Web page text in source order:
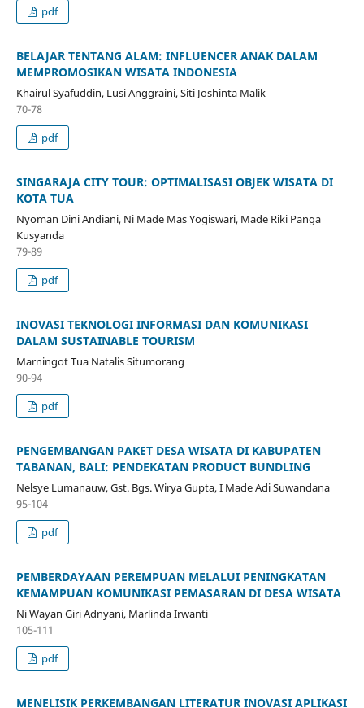
pdf
BELAJAR TENTANG ALAM: INFLUENCER ANAK DALAM
MEMPROMOSIKAN WISATA INDONESIA
Khairul Syafuddin, Lusi Anggraini, Siti Joshinta Malik
70-78
pdf
SINGARAJA CITY TOUR: OPTIMALISASI OBJEK WISATA DI
KOTA TUA
Nyoman Dini Andiani, Ni Made Mas Yogiswari, Made Riki Panga
Kusyanda
79-89
pdf
INOVASI TEKNOLOGI INFORMASI DAN KOMUNIKASI
DALAM SUSTAINABLE TOURISM
Marningot Tua Natalis Situmorang
90-94
pdf
PENGEMBANGAN PAKET DESA WISATA DI KABUPATEN
TABANAN, BALI: PENDEKATAN PRODUCT BUNDLING
Nelsye Lumanauw, Gst. Bgs. Wirya Gupta, I Made Adi Suwandana
95-104
pdf
PEMBERDAYAAN PEREMPUAN MELALUI PENINGKATAN
KEMAMPUAN KOMUNIKASI PEMASARAN DI DESA WISATA
Ni Wayan Giri Adnyani, Marlinda Irwanti
105-111
pdf
MENELISIK PERKEMBANGAN LITERATUR INOVASI APLIKASI